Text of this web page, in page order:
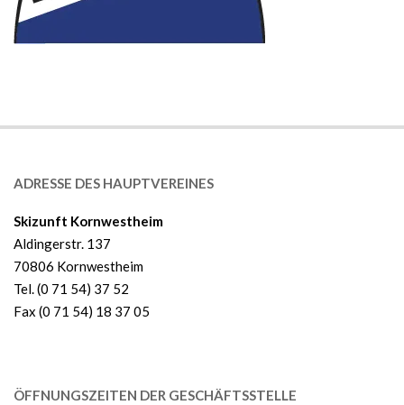
ADRESSE DES HAUPTVEREINES
Skizunft Kornwestheim
Aldingerstr. 137
70806 Kornwestheim
Tel. (0 71 54) 37 52
Fax (0 71 54) 18 37 05
ÖFFNUNGSZEITEN DER GESCHÄFTSSTELLE